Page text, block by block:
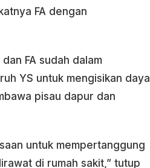
FA dengan
FA sudah dalam
YS untuk mengisikan daya
pisau dapur dan
untuk mempertanggung
di rumah sakit,” tutup